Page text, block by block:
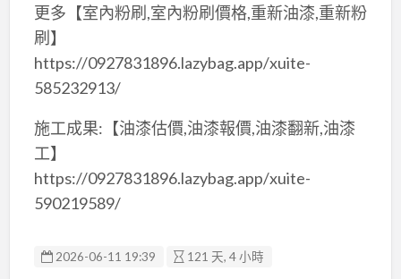
更多【室內粉刷,室內粉刷價格,重新油漆,重新粉
刷】
https://0927831896.lazybag.app/xuite-
585232913/
施工成果:【油漆估價,油漆報價,油漆翻新,油漆
工】
https://0927831896.lazybag.app/xuite-
590219589/
2026-06-11 19:39 121 天, 4 小時